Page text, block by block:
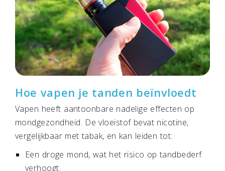
Hoe vapen je tanden beïnvloedt
Vapen heeft aantoonbare nadelige effecten op
mondgezondheid. De vloeistof bevat nicotine,
vergelijkbaar met tabak, en kan leiden tot:
Een droge mond, wat het risico op tandbederf
verhoogt.